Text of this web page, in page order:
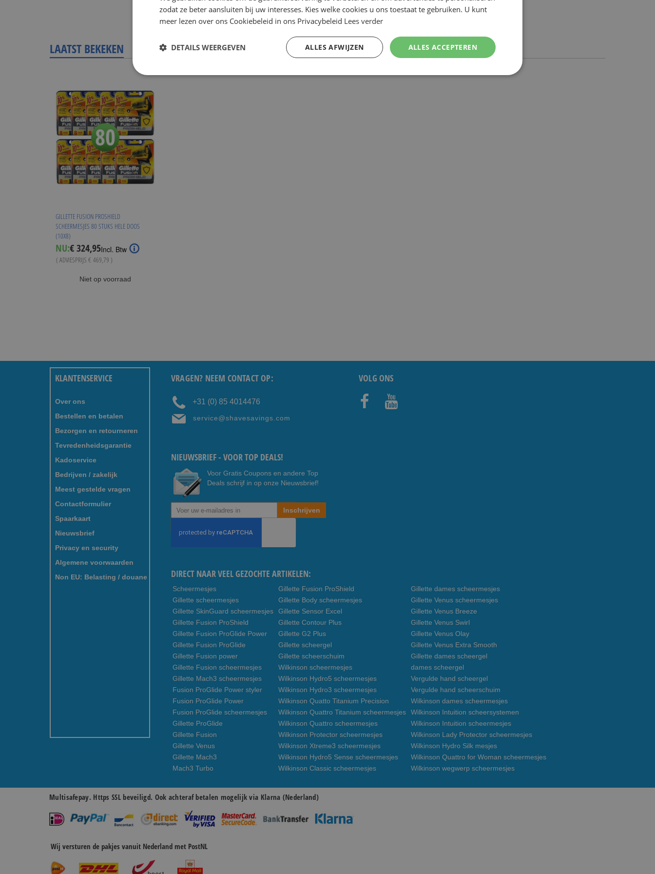
LAATST BEKEKEN
GILLETTE FUSION PROSHIELD
SCHEERMESJES 80 STUKS HELE DOOS
(10X8)
NU:Special
Price
€ 324,95Incl. Btw
( ADVIESPRIJS € 469,79 )
Niet op voorraad
KLANTENSERVICE
Over ons
Bestellen en betalen
Bezorgen en retourneren
Tevredenheidsgarantie
Kadoservice
Bedrijven / zakelijk
Meest gestelde vragen
Contactformulier
Spaarkaart
Nieuwsbrief
Privacy en security
Algemene voorwaarden
Non EU: Belasting / douane
VRAGEN? NEEM CONTACT OP:
+31 (0) 85 4014476
service@shavesavings.com
VOLG ONS
NIEUWSBRIEF - VOOR TOP DEALS!
Voor Gratis Coupons en andere Top
Deals schrijf in op onze Nieuwsbrief!
Abonneer
u
onze
Inschrijven
DIRECT NAAR VEEL GEZOCHTE ARTIKELEN:
Scheermesjes
Gillette scheermesjes
Gillette SkinGuard scheermesjes
Gillette Fusion ProShield
Gillette Fusion ProGlide Power
Gillette Fusion ProGlide
Gillette Fusion power
Gillette Fusion scheermesjes
Gillette Mach3 scheermesjes
Fusion ProGlide Power styler
Fusion ProGlide Power
Fusion ProGlide scheermesjes
Gillette ProGlide
Gillette Fusion
Gillette Venus
Gillette Mach3
Mach3 Turbo
Gillette Fusion ProShield
Gillette Body scheermesjes
Gillette Sensor Excel
Gillette Contour Plus
Gillette G2 Plus
Gillette scheergel
Gillette scheerschuim
Wilkinson scheermesjes
Wilkinson Hydro5 scheermesjes
Wilkinson Hydro3 scheermesjes
Wilkinson Quatto Titanium Precision
Wilkinson Quattro Titanium scheermesjes
Wilkinson Quattro scheermesjes
Wilkinson Protector scheermesjes
Wilkinson Xtreme3 scheermesjes
Wilkinson Hydro5 Sense scheermesjes
Wilkinson Classic scheermesjes
Gillette dames scheermesjes
Gillette Venus scheermesjes
Gillette Venus Breeze
Gillette Venus Swirl
Gillette Venus Olay
Gillette Venus Extra Smooth
Gillette dames scheergel
dames scheergel
Vergulde hand scheergel
Vergulde hand scheerschuim
Wilkinson dames scheermesjes
Wilkinson Intuition scheersystemen
Wilkinson Intuition scheermesjes
Wilkinson Lady Protector scheermesjes
Wilkinson Hydro Silk mesjes
Wilkinson Quattro for Woman scheermesjes
Wilkinson wegwerp scheermesjes
Multisafepay. Https SSL beveiligd. Ook achteraf betalen mogelijk via Klarna (Nederland)
Wij versturen de pakjes vanuit Nederland met PostNL
ENGLISH
zodat ze beter aansluiten bij uw interesses. Kies welke cookies u ons toestaat te gebruiken. U kunt
meer lezen over ons Cookiebeleid in ons Privacybeleid Lees verder
ALLES ACCEPTEREN
ALLES AFWIJZEN
DETAILS WEERGEVEN